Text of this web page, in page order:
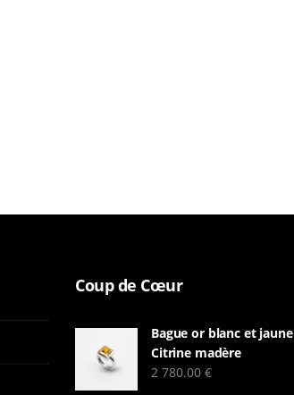
Coup de Cœur
Bague or blanc et jaune
Citrine madère
2 780.00 €